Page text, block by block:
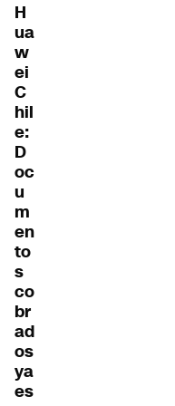
H
ua
w
ei
C
hil
e:
D
oc
u
m
en
to
s
co
br
ad
os
ya
es